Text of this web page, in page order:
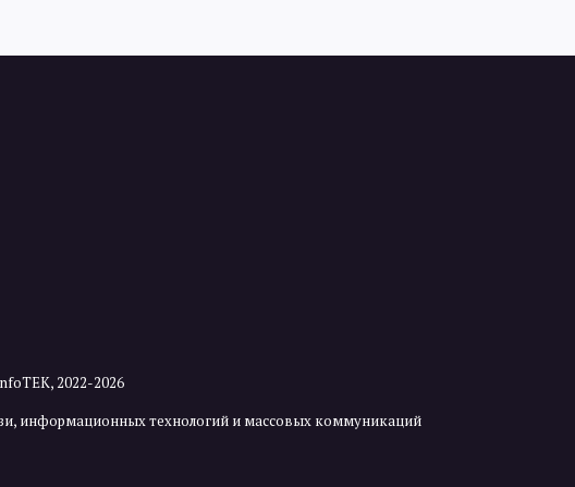
2022-2026
информационных технологий и массовых коммуникаций